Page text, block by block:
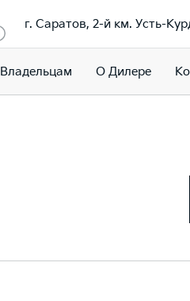
г. Саратов, 2-й км. Усть-
Владельцам О Дилере